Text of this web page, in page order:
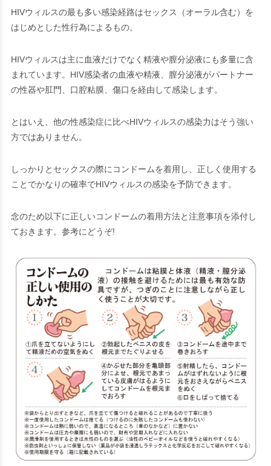
HIVウィルスの最も多い感染経路はセックス（オーラル含む）を
はじめとした性行為によるもの。
HIVウィルスは主に血液だけでなく精液や膣分泌液にも多量に含
まれています。 HIV感染者の血液や精液、膣分泌液がパートナー
の性器や肛門、口腔粘膜、傷口を経由して感染します。
とはいえ、他の性感染症に比べHIVウィルスの感染力はそう強い
方ではありません。
しっかりとセックスの際にコンドームを着用し、正しく使用する
ことでかなりの確率でHIVウィルスの感染を予防できます。
念のため以下に正しいコンドームの着用方法と注意事項を添付し
ておきます。参考にどうぞ!